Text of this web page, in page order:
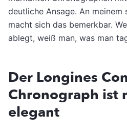
deutliche Ansage. An meinem
macht sich das bemerkbar.
ablegt, weiß man, was man
Der Longines
Chronograph ist
elegant